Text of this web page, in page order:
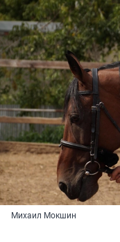
Михаил Мокшин